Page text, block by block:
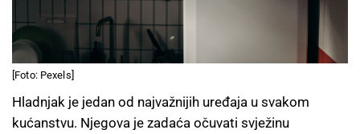
[Foto: Pexels]
Hladnjak je jedan od najvažnijih uređaja u svakom
kućanstvu. Njegova je zadaća očuvati svježinu